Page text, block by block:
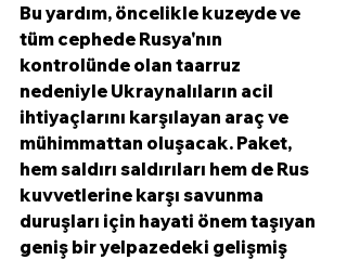
Bu yardım, öncelikle kuzeyde ve
tüm cephede Rusya'nın
kontrolünde olan taarruz
nedeniyle Ukraynalıların acil
ihtiyaçlarını karşılayan araç ve
mühimmattan oluşacak. Paket,
hem saldırı saldırıları hem de Rus
kuvvetlerine karşı savunma
duruşları için hayati önem taşıyan
geniş bir yelpazedeki gelişmiş